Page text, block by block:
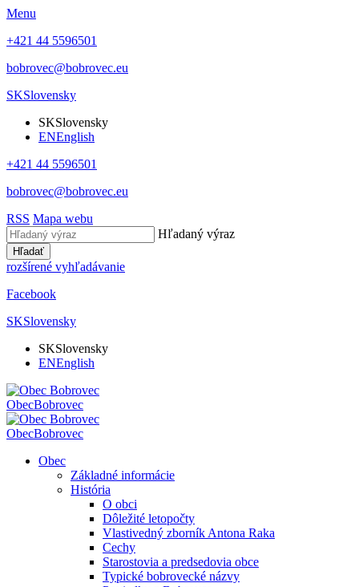
Menu
+421 44 5596501
bobrovec@bobrovec.eu
SKSlovensky
SKSlovensky
ENEnglish
+421 44 5596501
bobrovec@bobrovec.eu
RSS Mapa webu
Hľadaný výraz
Hľadať
rozšírené vyhľadávanie
Facebook
SKSlovensky
SKSlovensky
ENEnglish
ObecBobrovec
ObecBobrovec
Obec
Základné informácie
História
O obci
Dôležité letopočty
Vlastivedný zborník Antona Raka
Cechy
Starostovia a predsedovia obce
Typické bobrovecké názvy